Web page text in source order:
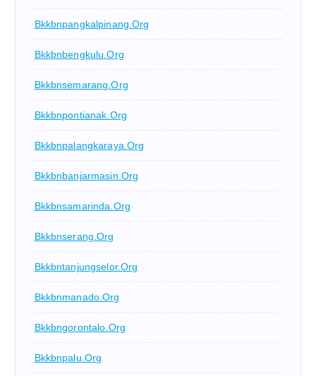
Bkkbnpangkalpinang.org
Bkkbnbengkulu.org
Bkkbnsemarang.org
Bkkbnpontianak.org
Bkkbnpalangkaraya.org
Bkkbnbanjarmasin.org
Bkkbnsamarinda.org
Bkkbnserang.org
Bkkbntanjungselor.org
Bkkbnmanado.org
Bkkbngorontalo.org
Bkkbnpalu.org